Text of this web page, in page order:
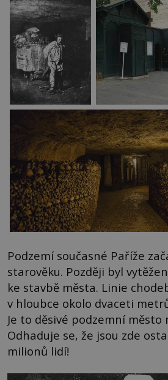
Podzemí současné Paříže
starověku. Později byl
ke stavbě města. Linie
v hloubce okolo dvaceti
Je to děsivé podzemní město
Odhaduje se, že jsou zde
milionů lidí!